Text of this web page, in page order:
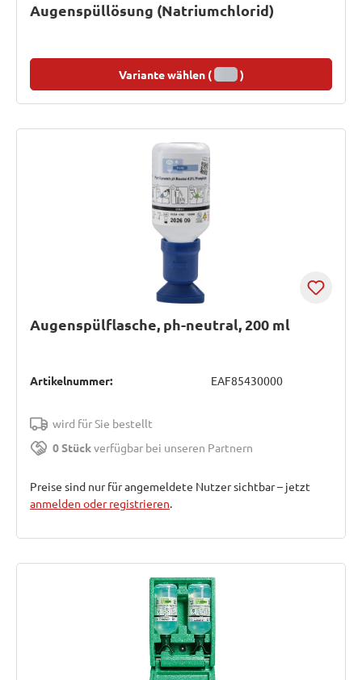
Augenspüllösung (Natriumchlorid)
Variante wählen ( )
Augenspülflasche, ph-neutral, 200 ml
Artikelnummer: EAF85430000
wird für Sie bestellt
0 Stückverfügbar bei unseren Partnern
Preise sind nur für angemeldete Nutzer sichtbar – jetzt
anmelden oder registrieren.